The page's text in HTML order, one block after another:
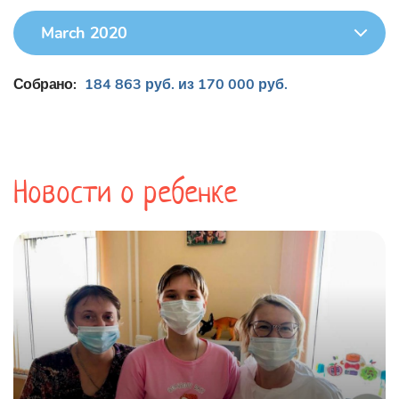
March 2020
Собрано: 184 863 руб. из 170 000 руб.
Новости о ребенке